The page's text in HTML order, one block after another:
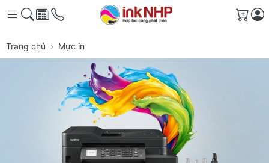
Giỏ
Trang chủ Mực in